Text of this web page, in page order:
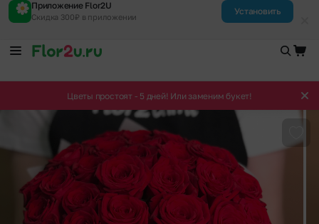
Приложение Flor2U
Скидка 300₽ в приложении
Установить
Цветы простоят - 5 дней! Или заменим букет!